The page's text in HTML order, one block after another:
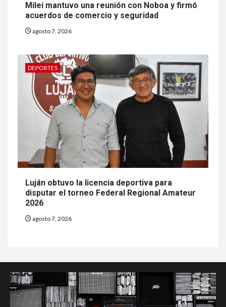
Milei mantuvo una reunión con Noboa y firmó
acuerdos de comercio y seguridad
agosto 7, 2026
DEPORTES
Luján obtuvo la licencia deportiva para
disputar el torneo Federal Regional Amateur
2026
agosto 7, 2026